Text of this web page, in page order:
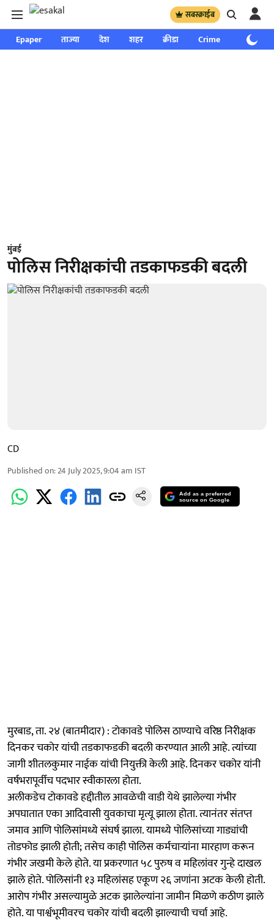
सबस्क्राईब
Epaper ताज्या देश शहर क्रीडा Crime साप्ताहिक
मुंबई
पोलिस निरीक्षकांची तडकाफडकी बदली
CD
Published on:24 July 2025, 9:04 am IST
Add as a preferred
source on Google
मुरबाड, ता. २४ (बातमीदार) : टोकावडे पोलिस ठाण्याचे वरिष्ठ निरीक्षक
दिनकर चकोर यांची तडकाफडकी बदली करण्यात आली आहे. त्यांच्या
जागी शीतलकुमार नाईक यांची नियुक्ती केली आहे. दिनकर चकोर यांनी
वर्षभरापूर्वीच पदभार स्वीकारला होता.
अलीकडेच टोकावडे हद्दीतील आवळेची वाडी येथे झालेल्या गंभीर
अपघातात एका आदिवासी युवकाचा मृत्यू झाला होता. त्यानंतर संतप्त
जमाव आणि पोलिसांमध्ये संघर्ष झाला. यामध्ये पोलिसांच्या गाड्यांची
तोडफोड झाली होती; तसेच काही पोलिस कर्मचाऱ्यांना मारहाण करून
गंभीर जखमी केले होते. या प्रकरणात ५८ पुरुष व महिलांवर गुन्हे दाखल
झाले होते. पोलिसांनी १३ महिलांसह एकूण २६ जणांना अटक केली होती.
आरोप गंभीर असल्यामुळे अटक झालेल्यांना जामीन मिळणे कठीण झाले
होते. या पार्श्वभूमीवरच चकोर यांची बदली झाल्याची चर्चा आहे.